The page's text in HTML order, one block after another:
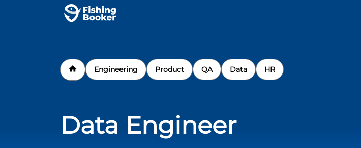
Engineering Product QA Data HR
Data Engineer